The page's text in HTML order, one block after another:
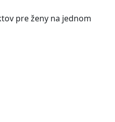
pre ženy na jednom